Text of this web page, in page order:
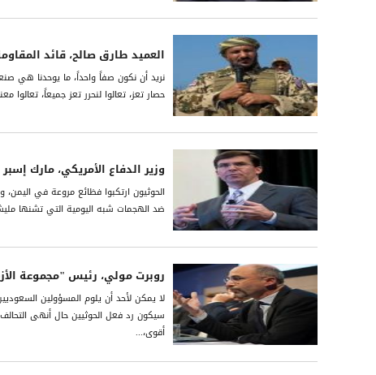
العميد طارق صالح، قائد
نريد أن نكون صفاً واحداً، ما يوحدنا هي
حصار تعز، تعالوا لنحرر تعز جميعاً،
وزير الدفاع الأمريكي، مارك إسبر
الحوثيون ارتكبوا فظائع مروعة في
ضد الهجمات شبه اليومية التي تشنها
روبرت مولي، رئيس "مجموعة
لا يمكن لأحد أن يلوم المسؤولين
سيكون رد فعل الحوثيين حال أنهى
أقوى،...